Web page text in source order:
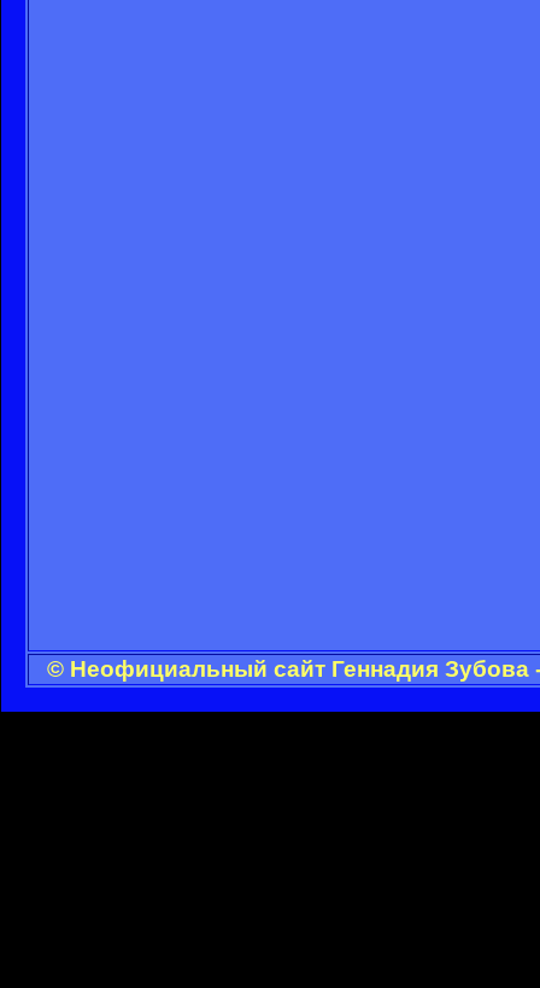
© Неофициальный сайт Геннадия Зубова